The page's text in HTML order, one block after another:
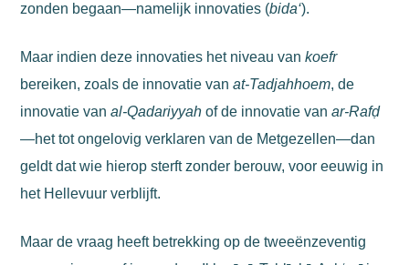
zonden begaan—namelijk innovaties (bida‘).
Maar indien deze innovaties het niveau vankoefr
bereiken, zoals de innovatie vanat-Tadjahhoem, de
innovatie vanal-Qadariyyah of de innovatie vanar-Rafḍ
—het tot ongelovig verklaren van de Metgezellen—dan
geldt dat wie hierop sterft zonder berouw, voor eeuwig in
het Hellevuur verblijft.
Maar de vraag heeft betrekking op de tweeënzeventig